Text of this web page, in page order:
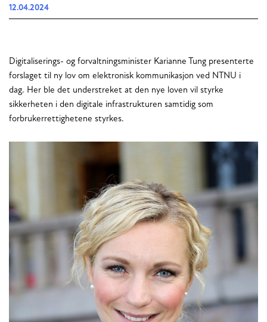
12.04.2024
Digitaliserings- og forvaltningsminister Karianne Tung presenterte
forslaget til ny lov om elektronisk kommunikasjon ved NTNU i
dag. Her ble det understreket at den nye loven vil styrke
sikkerheten i den digitale infrastrukturen samtidig som
forbrukerrettighetene styrkes.